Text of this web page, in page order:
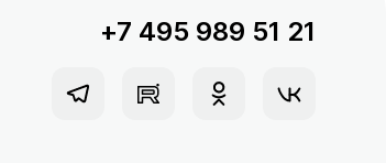
+7 495 989 51 21